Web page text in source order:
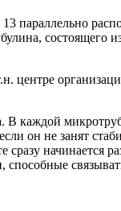
параллельно
состоящего
центре
В каждой
он не занят
начинается